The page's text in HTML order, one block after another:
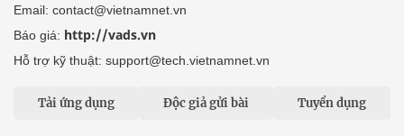
Email: contact@vietnamnet.vn
Báo giá: http://vads.vn
Hỗ trợ kỹ thuật: support@tech.vietnamnet.vn
Tải ứng dụng Độc giả gửi bài Tuyển dụng